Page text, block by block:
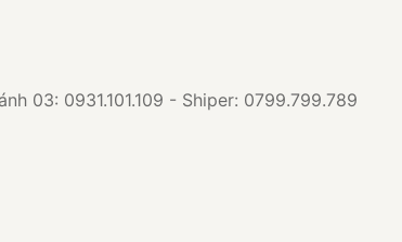
03: 0931.101.109 - Shiper: 0799.799.789